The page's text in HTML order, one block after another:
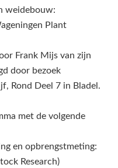
weidebouw:
Plant
Frank Mijs van zijn
door bezoek
Deel 7 in Bladel.
met de volgende
opbrengstmeting:
Research)